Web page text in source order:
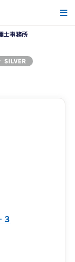
士事務所